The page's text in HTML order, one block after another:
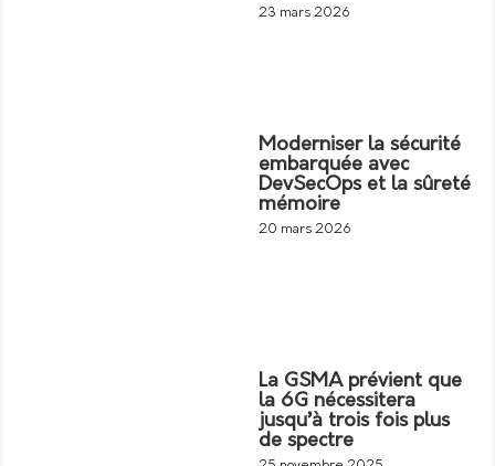
23 mars 2026
Moderniser la sécurité
embarquée avec
DevSecOps et la sûreté
mémoire
20 mars 2026
La GSMA prévient que
la 6G nécessitera
jusqu’à trois fois plus
de spectre